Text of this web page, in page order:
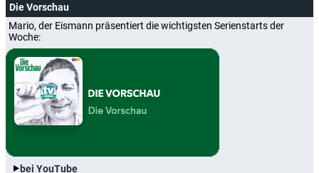
Die Vorschau
Mario, der Eismann präsentiert die wichtigsten Serienstarts der
Woche:
bei YouTube